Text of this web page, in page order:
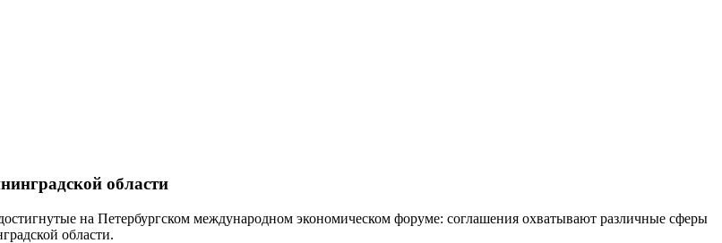
области
на Петербургском международном экономическом форуме: соглашения охватывают различные сферы
области.